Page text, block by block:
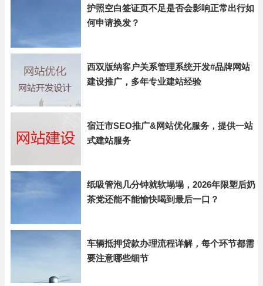
护照空白签证页不足是否会影响正常出行如
何申请换发？
西双版纳客户关系管理系统开发#品牌网站
建设推广，多年专业建站经验
宿迁市SEO推广&网站优化服务，提供一站
式建站服务
纸吸管泡几分钟就软塌塌，2026年限塑后奶
茶党还能不能愉快喝到最后一口？
车辆抵押贷款办理流程详解，每个环节都需
要注意哪些细节